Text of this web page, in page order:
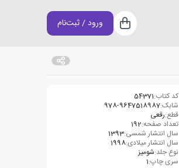
سبد خرید
ورود / ثبت‌نام
کد کتاب:54371
شابک:978-9647518987
قطع:رقعی
تعداد صفحه:192
سال انتشار شمسی:1393
سال انتشار میلادی:1998
نوع جلد:شومیز
سری چاپ:1